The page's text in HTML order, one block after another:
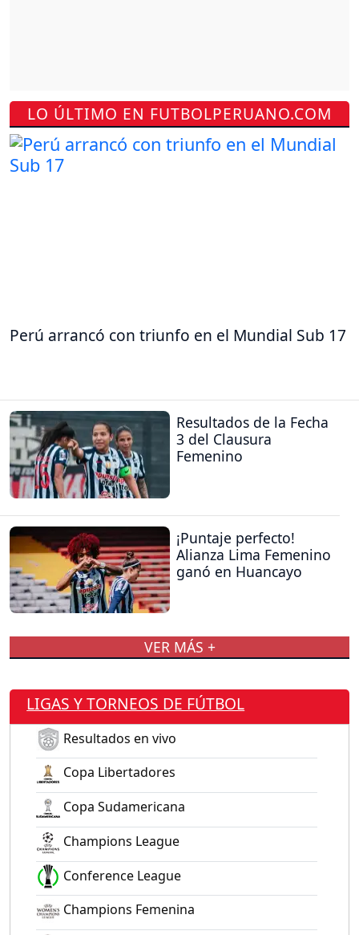
LO ÚLTIMO EN FUTBOLPERUANO.COM
Perú arrancó con triunfo en el Mundial Sub 17
Resultados de la Fecha
3 del Clausura
Femenino
¡Puntaje perfecto!
Alianza Lima Femenino
ganó en Huancayo
VER MÁS +
LIGAS Y TORNEOS DE FÚTBOL
Resultados en vivo
Copa Libertadores
Copa Sudamericana
Champions League
Conference League
Champions Femenina